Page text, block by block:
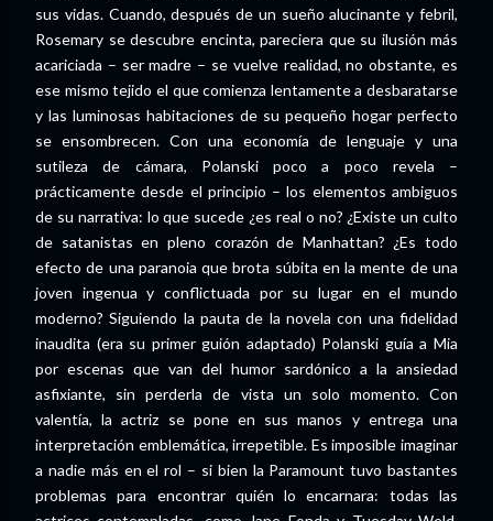
sus vidas. Cuando, después de un sueño alucinante y febril,
Rosemary se descubre encinta, pareciera que su ilusión más
acariciada – ser madre – se vuelve realidad, no obstante, es
ese mismo tejido el que comienza lentamente a desbaratarse
y las luminosas habitaciones de su pequeño hogar perfecto
se ensombrecen. Con una economía de lenguaje y una
sutileza de cámara, Polanski poco a poco revela –
prácticamente desde el principio – los elementos ambiguos
de su narrativa: lo que sucede ¿es real o no? ¿Existe un culto
de satanistas en pleno corazón de Manhattan? ¿Es todo
efecto de una paranoia que brota súbita en la mente de una
joven ingenua y conflictuada por su lugar en el mundo
moderno? Siguiendo la pauta de la novela con una fidelidad
inaudita (era su primer guión adaptado) Polanski guía a Mia
por escenas que van del humor sardónico a la ansiedad
asfixiante, sin perderla de vista un solo momento. Con
valentía, la actriz se pone en sus manos y entrega una
interpretación emblemática, irrepetible. Es imposible imaginar
a nadie más en el rol – si bien la Paramount tuvo bastantes
problemas para encontrar quién lo encarnara: todas las